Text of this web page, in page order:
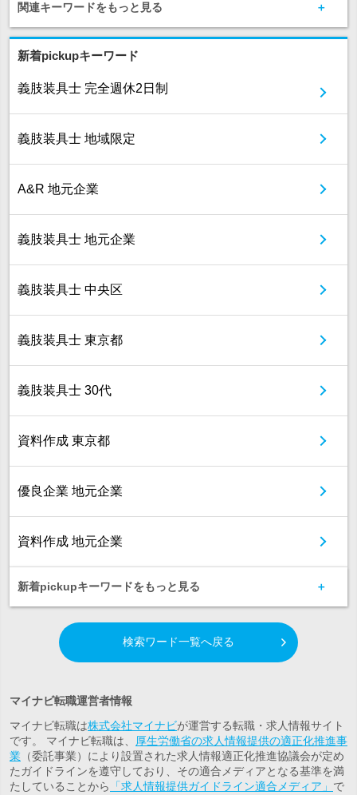
関連キーワードをもっと見る
新着pickupキーワード
義肢装具士 完全週休2日制
義肢装具士 地域限定
A&R 地元企業
義肢装具士 地元企業
義肢装具士 中央区
義肢装具士 東京都
義肢装具士 30代
資料作成 東京都
優良企業 地元企業
資料作成 地元企業
新着pickupキーワードをもっと見る
検索ワード一覧へ戻る
マイナビ転職運営者情報
マイナビ転職は株式会社マイナビが運営する転職・求人情報サイト
です。 マイナビ転職は、
厚生労働省の求人情報提供の適正化推進事
業 （委託事業）により設置された求人情報適正化推進協議会が定め
たガイドラインを遵守しており、その適合メディアとなる基準を満
たしていることから
「求人情報提供ガイドライン適合メディア」 で